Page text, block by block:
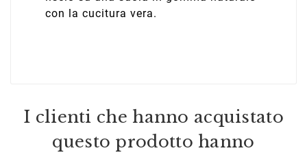
con la cucitura vera.
I clienti che hanno acquistato
questo prodotto hanno